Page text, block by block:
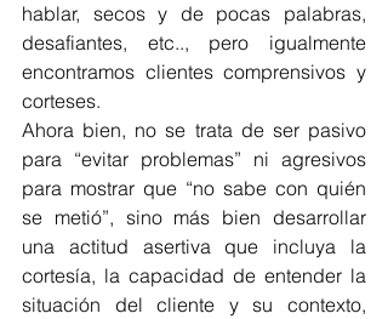
hablar, secos y de pocas palabras,
desafiantes, etc.., pero igualmente
encontramos clientes comprensivos y
corteses.
Ahora bien, no se trata de ser pasivo
para “evitar problemas” ni agresivos
para mostrar que “no sabe con quién
se metió”, sino más bien desarrollar
una actitud asertiva que incluya la
cortesía, la capacidad de entender la
situación del cliente y su contexto,